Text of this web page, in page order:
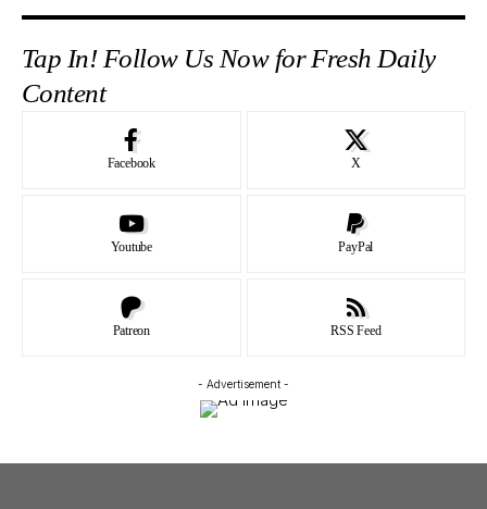
Tap In! Follow Us Now for Fresh Daily
Content
Facebook X
Youtube PayPal
Patreon RSS Feed
- Advertisement -